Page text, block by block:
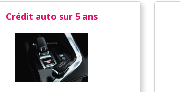
Crédit auto sur 5 ans